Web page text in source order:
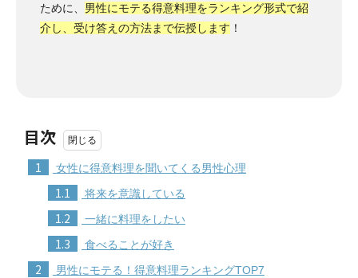
ために、 男性にモテる得意料理をランキング形式で紹
介し、受け答えの方法まで伝授します ！
目次
1 女性に得意料理を聞いてくる男性心理
1.1 将来を意識している
1.2 一緒に料理をしたい
1.3 食べることが好き
2 男性にモテる！得意料理ランキングTOP7